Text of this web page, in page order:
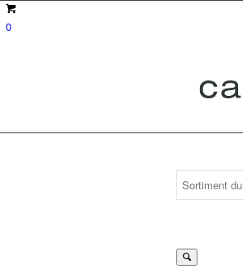
0